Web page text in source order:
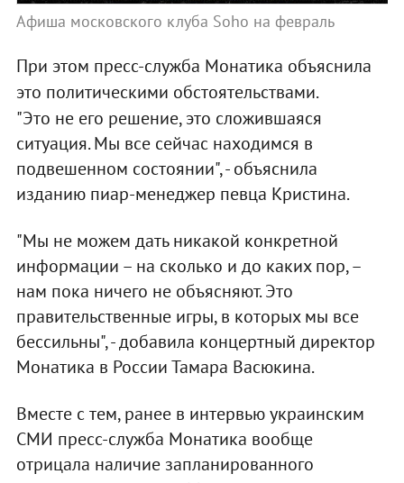
Афиша московского клуба Soho на февраль
При этом пресс-служба Монатика объяснила
это политическими обстоятельствами.
"Это не его решение, это сложившаяся
ситуация. Мы все сейчас находимся в
подвешенном состоянии", - объяснила
изданию пиар-менеджер певца Кристина.
"Мы не можем дать никакой конкретной
информации – на сколько и до каких пор, –
нам пока ничего не объясняют. Это
правительственные игры, в которых мы все
бессильны", - добавила концертный директор
Монатика в России Тамара Васюкина.
Вместе с тем, ранее в интервью украинским
СМИ пресс-служба Монатика вообще
отрицала наличие запланированного